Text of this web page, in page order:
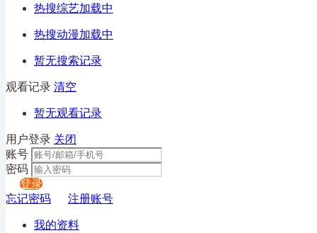
热搜综艺加载中
热搜动漫加载中
暂无搜索记录
观看记录 清空
暂无观看记录
用户登录 关闭
账号
密码
登录
忘记密码
注册账号
我的资料